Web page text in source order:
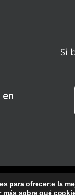
Si
| Diseño
para ofrecerte la
más sobre qué